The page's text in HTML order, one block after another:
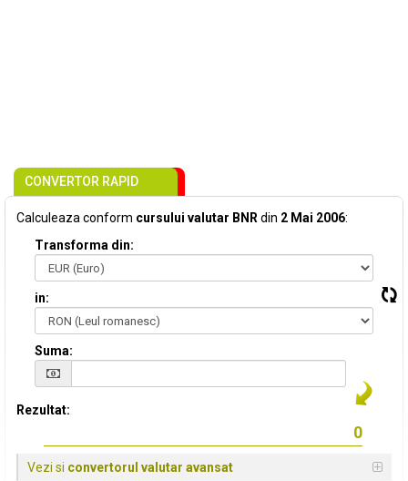
CONVERTOR RAPID
Calculeaza conform cursului valutar BNR din 2 Mai 2006:
Transforma din:
in:
Suma:
Rezultat:
Vezi si convertorul valutar avansat